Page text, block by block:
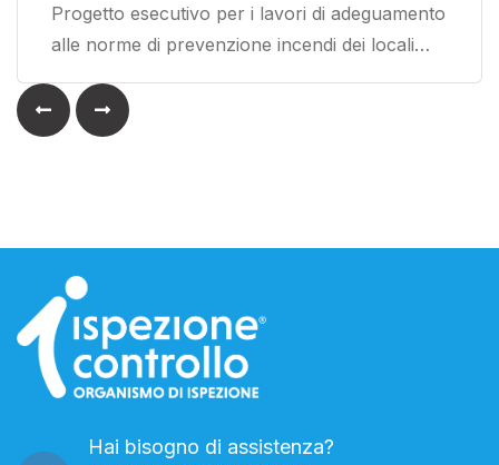
Progetto esecutivo per i lavori di adeguamento
alle norme di prevenzione incendi dei locali…
Hai bisogno di assistenza?